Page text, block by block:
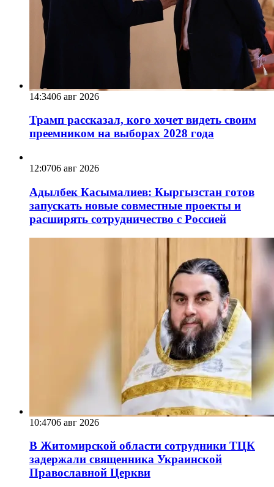
14:3406 авг 2026
Трамп рассказал, кого хочет видеть своим
преемником на выборах 2028 года
12:0706 авг 2026
Адылбек Касымалиев: Кыргызстан готов
запускать новые совместные проекты и
расширять сотрудничество с Россией
10:4706 авг 2026
В Житомирской области сотрудники ТЦК
задержали священника Украинской
Православной Церкви